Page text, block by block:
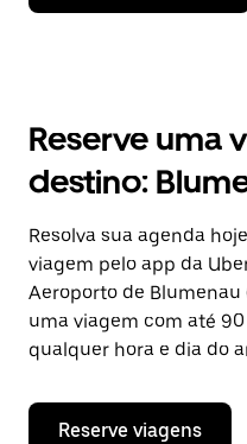
seta
o
e
uma
data.
Pressione
a
tecla
“ESC”
para
o
calendário.
Reserve uma
destino:
Resolva sua agenda
viagem pelo app da
Aeroporto de Blumenau
uma viagem com até
qualquer hora e dia do
Reserve viagens